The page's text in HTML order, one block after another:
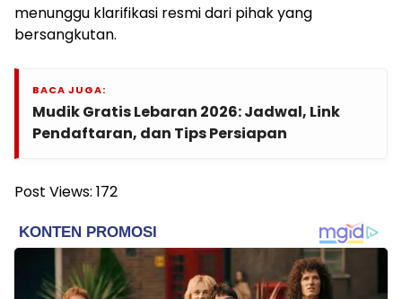
menunggu klarifikasi resmi dari pihak yang
bersangkutan.
BACA JUGA:
Mudik Gratis Lebaran 2026: Jadwal, Link
Pendaftaran, dan Tips Persiapan
Post Views: 172